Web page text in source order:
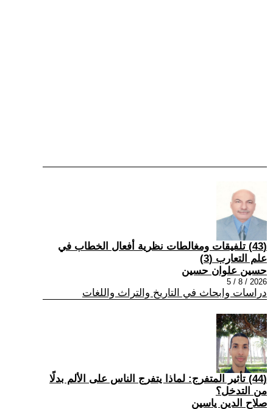
(43) تلفيقات ومغالطات نظرية أفعال الخطاب في
علم التعارب (3)
حسين علوان حسين
2026 / 8 / 5
دراسات وابحاث في التاريخ والتراث واللغات
(44) تأثير المتفرج: لماذا يتفرج الناس على الألم بدلًا
من التدخل؟
صلاح الدين ياسين